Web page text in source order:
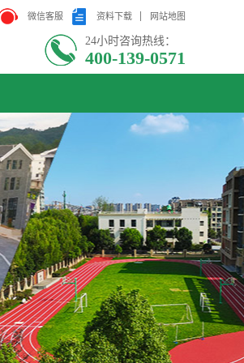
微信客服 资料下载 网站地图
24小时咨询热线：
400-139-0571